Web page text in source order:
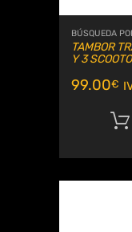
BÚSQUEDA
TAMBOR
Y 3
99.00€